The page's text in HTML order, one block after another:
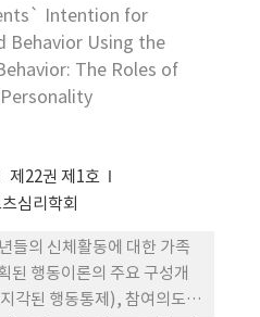
시행한 결과 12요인으로 구
개발되었다. 759명의 청소
: 262명)를 대상으로 고차
order CFA)을 시행한
원, 정보적 지원, 물질적 지
정신연습)과 4개 차원(신체
지원, 운동연습)의 MSTDS
력(동적체력, 정적체력, 체
의지력, 조절력)의 차원으
지원(정신적, 정보적, 물질
Intention for
Behavior Using the
The Roles of
제22권 제1호
심리학회
들의 신체활동에 대한 가족
된 행동이론의 주요 구성개
각된 행동통제), 참여의도